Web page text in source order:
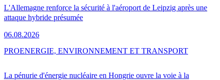
L'Allemagne renforce la sécurité à l'aéroport de Leipzig après une
attaque hybride présumée
06.08.2026
La pénurie d'énergie nucléaire en Hongrie ouvre la voie à la
PROENERGIE, ENVIRONNEMENT ET TRANSPORT